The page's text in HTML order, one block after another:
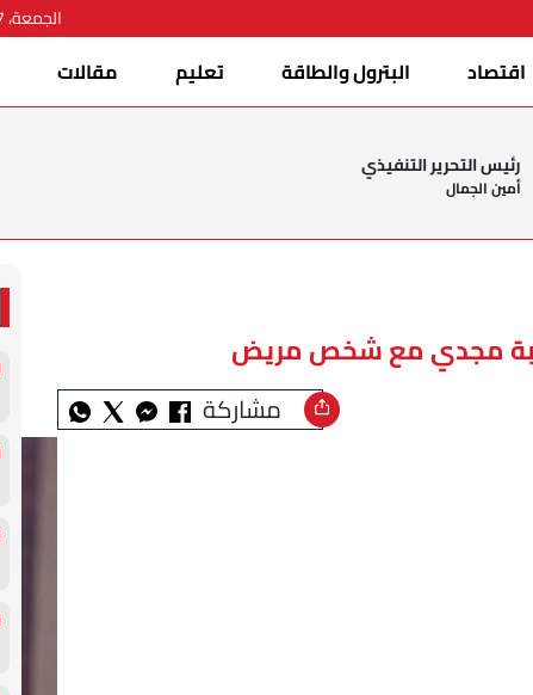
الجمعة، 07 أغسطس 2026
اقتصاد البترول والطاقة تعليم مقالات
رئيس التحرير التنفيذي
أمين الجمال
مجدي مع شخص مريض
مشاركة